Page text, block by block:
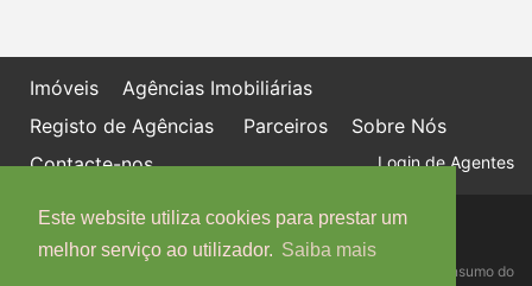
Este website utiliza cookies para prestar um
melhor serviço ao utilizador. Saiba mais
Imóveis
Agências Imobiliárias
Registo de Agências
Parceiros
Sobre Nós
Contacte-nos
Login de Agentes
Política de proteção de dados
Livro de Reclamações online
Centro de Informação, Mediação e Arbitragem de Conflitos de Consumo do